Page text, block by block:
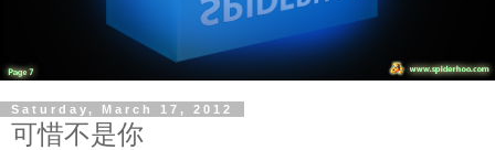
Saturday, March 17, 2012
可惜不是你